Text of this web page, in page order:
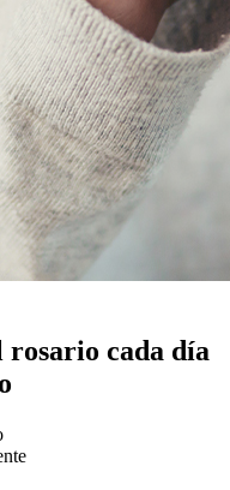
cada día